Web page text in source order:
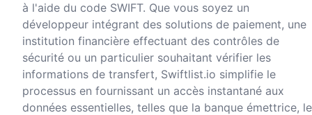
à l'aide du code SWIFT. Que vous soyez un
développeur intégrant des solutions de paiement, une
institution financière effectuant des contrôles de
sécurité ou un particulier souhaitant vérifier les
informations de transfert, Swiftlist.io simplifie le
processus en fournissant un accès instantané aux
données essentielles, telles que la banque émettrice, le